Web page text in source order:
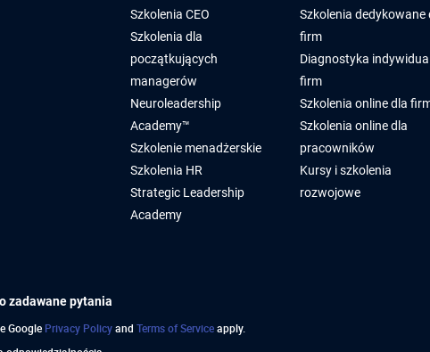
Szkolenia CEO
Szkolenia dla
początkujących
managerów
Neuroleadership
Academy™
Szkolenie menadżerskie
Szkolenia HR
Strategic Leadership
Academy
Szkolenia dedykowane
firm
Diagnostyka
firm
Szkolenia online dla
Szkolenia online dla
pracowników
Kursy i szkolenia
rozwojowe
zadawane pytania
Google Privacy Policyand Terms of Serviceapply.